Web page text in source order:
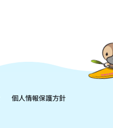
個人情報保護方針